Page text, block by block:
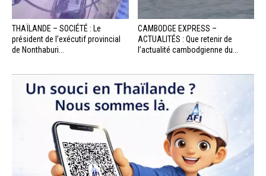
THAÏLANDE – SOCIÉTÉ : Le
président de l’exécutif provincial
de Nonthaburi...
CAMBODGE EXPRESS –
ACTUALITÉS : Que retenir de
l’actualité cambodgienne du...